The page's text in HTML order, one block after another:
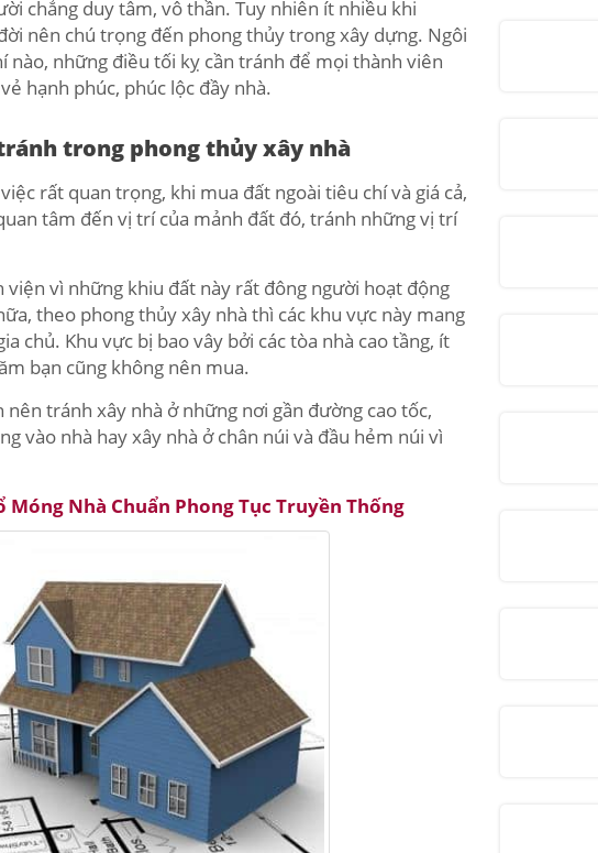
chẳng duy tâm, vô thần. Tuy nhiên ít nhiều khi
nên chú trọng đến phong thủy trong xây dựng. Ngôi
nào, những điều tối kỵ cần tránh để mọi thành viên
hạnh phúc, phúc lộc đầy nhà.
trong phong thủy xây nhà
rất quan trọng, khi mua đất ngoài tiêu chí và giá cả,
tâm đến vị trí của mảnh đất đó, tránh những vị trí
viện vì những khiu đất này rất đông người hoạt động
theo phong thủy xây nhà thì các khu vực này mang
chủ. Khu vực bị bao vây bởi các tòa nhà cao tầng, ít
bạn cũng không nên mua.
tránh xây nhà ở những nơi gần đường cao tốc,
vào nhà hay xây nhà ở chân núi và đầu hẻm núi vì
Móng Nhà Chuẩn Phong Tục Truyền Thống